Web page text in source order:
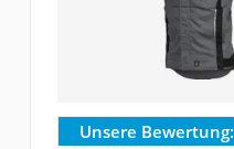
Unsere Bewertung: